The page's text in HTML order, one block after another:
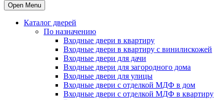
Open Menu
Каталог дверей
По назначению
Входные двери в квартиру
Входные двери в квартиру с винилискожей
Входные двери для дачи
Входные двери для загородного дома
Входные двери для улицы
Входные двери с отделкой МДФ в дом
Входные двери с отделкой МДФ в квартиру